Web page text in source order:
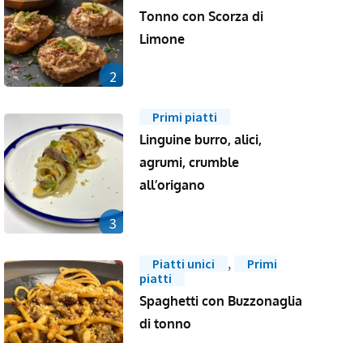
2
Tonno con Scorza di
Limone
3
Primi piatti
Linguine burro, alici,
agrumi, crumble
all’origano
Piatti unici ,
Primi
piatti
Spaghetti con Buzzonaglia
di tonno